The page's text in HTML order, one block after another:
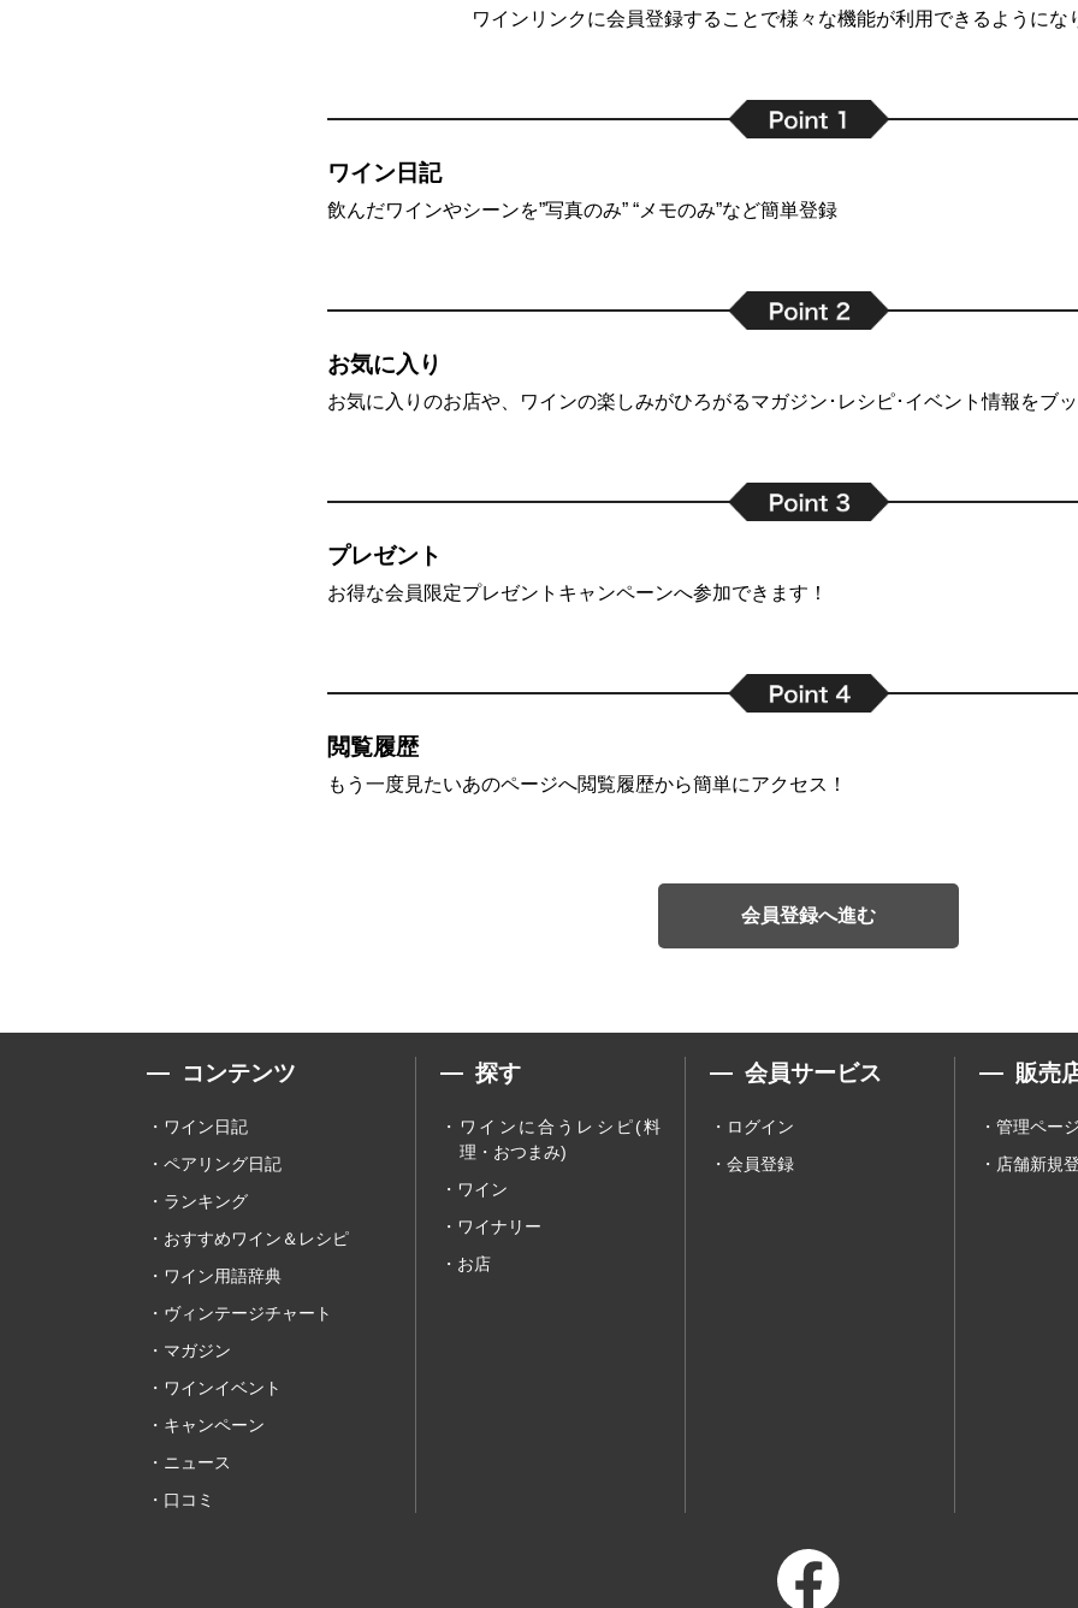
ワインリンクに会員登録することで様々な機能が利用できるようにな
ワイン日記
飲んだワインやシーンを”写真のみ” “メモのみ”など簡単登録
お気に入り
お気に入りのお店や、ワインの楽しみがひろがるマガジン･レシピ･イベント情報をブ
プレゼント
お得な会員限定プレゼントキャンペーンへ参加できます！
閲覧履歴
もう一度見たいあのページへ閲覧履歴から簡単にアクセス！
会員登録へ進む
コンテンツ
ワイン日記
ペアリング日記
ランキング
おすすめワイン＆レシピ
ワイン用語辞典
ヴィンテージチャート
マガジン
ワインイベント
キャンペーン
ニュース
口コミ
探す
ワインに合うレシピ(料
理・おつまみ)
ワイン
ワイナリー
お店
会員サービス
ログイン
会員登録
販売
管理ペー
店舗新規